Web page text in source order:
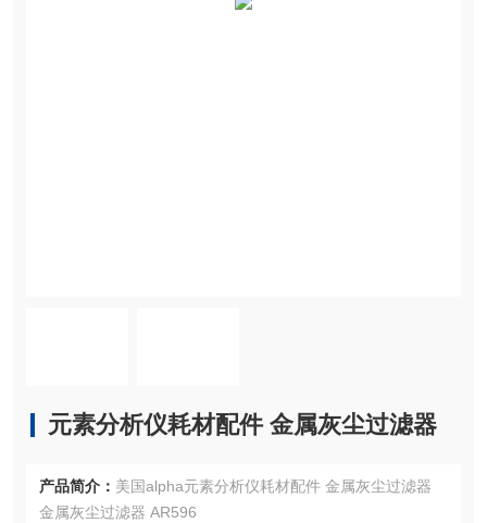
元素分析仪耗材配件 金属灰尘过滤器
产品简介： 美国alpha元素分析仪耗材配件 金属灰尘过滤器
金属灰尘过滤器 AR596